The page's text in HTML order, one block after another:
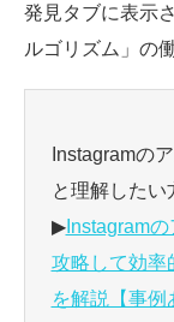
発見タブに表示
ルゴリズム」の
Instagramの
と理解したい
▶Instagram
攻略して効率
を解説【事例